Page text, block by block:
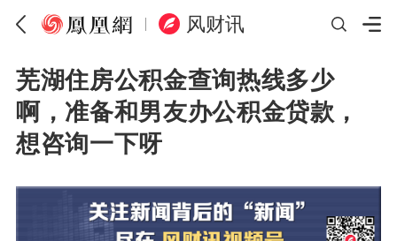
风财讯
芜湖住房公积金查询热线多少
啊，准备和男友办公积金贷款，
想咨询一下呀